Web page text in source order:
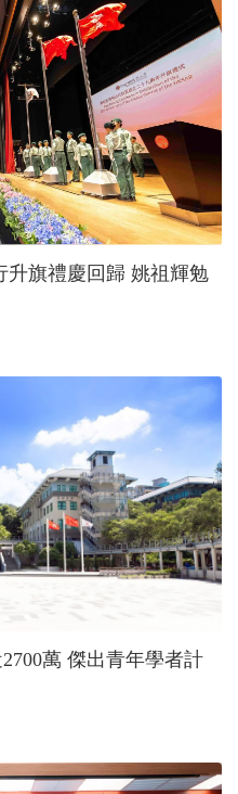
升旗禮慶回歸 姚祖輝勉
萬 傑出青年學者計